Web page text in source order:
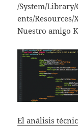
/System/
ents/
Nuestro amigo
El análisis